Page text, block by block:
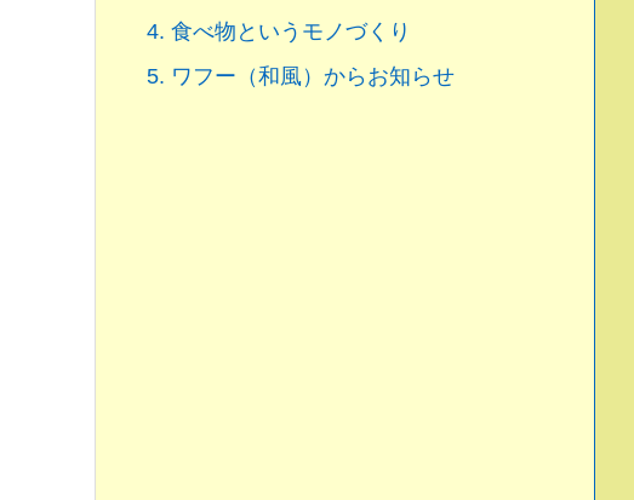
4. 食べ物というモノづくり
5. ワフー（和風）からお知らせ